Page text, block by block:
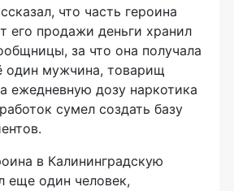
что часть героина
его продажи деньги хранил
за что она получала
один мужчина, товарищ
ежедневную дозу наркотика
сумел создать базу
в Калининградскую
еще один человек,